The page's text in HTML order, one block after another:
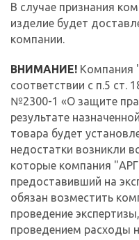
В случае признания
изделие будет
компании.
ВНИМАНИЕ! Компания
соответствии с п.5 ст.
№2300-1 «О защите
результате
товара будет
недостатки возникли
которые компания
предоставивший на
обязан возместить
проведение
проведением расходы